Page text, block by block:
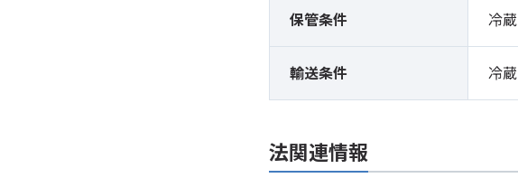
保管条件 冷蔵
輸送条件 冷蔵
法関連情報